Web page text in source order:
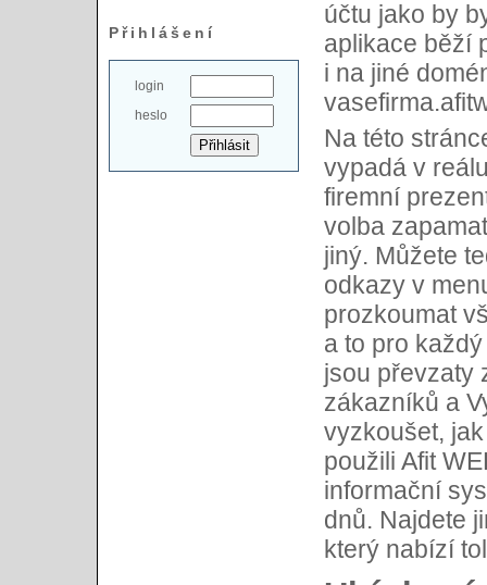
Přihlášení
login
heslo
účtu jako by
aplikace běží
i na jiné
Na této
vypadá v
firemní
volba
jiný. Můžete
odkazy v
prozkoumat
a to pro
jsou převzaty
zákazníků a
vyzkoušet,
použili Afit
informační
dnů. Najdete
který nabízí